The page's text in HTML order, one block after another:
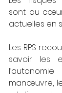
sont au
actuelles en
Les RPS
savoir les
manœuvre,